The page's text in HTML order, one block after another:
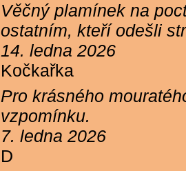
Věčný plamínek na
ostatním, kteří odešli
14. ledna 2026
Kočkařka
Pro krásného
vzpomínku.
7. ledna 2026
D